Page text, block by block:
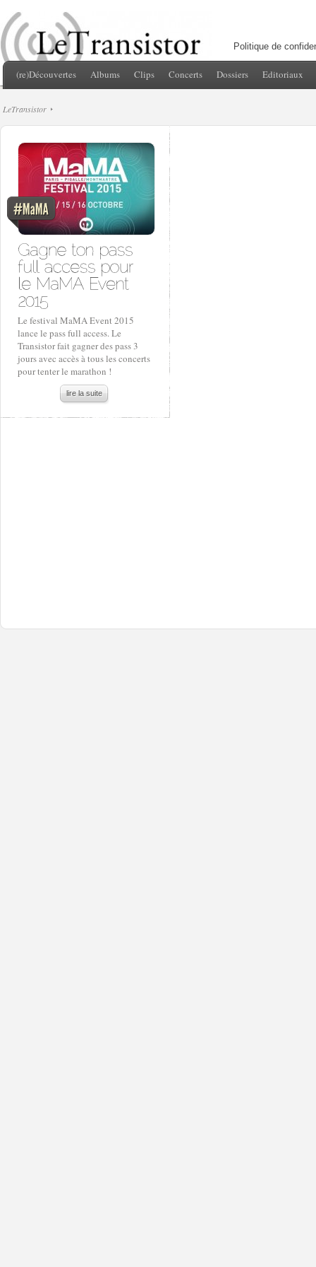
Politique de
(re)Découvertes Albums Clips Concerts Dossiers Editoriaux
LeTransistor
Le festival MaMA Event 2015
lance le pass full access. Le
Transistor fait gagner des pass 3
jours avec accès à tous les concerts
pour tenter le marathon !
lire la suite